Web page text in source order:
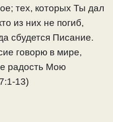
тех, которых Ты дал
из них не погиб,
сбудется Писание.
говорю в мире,
радость Мою
13)